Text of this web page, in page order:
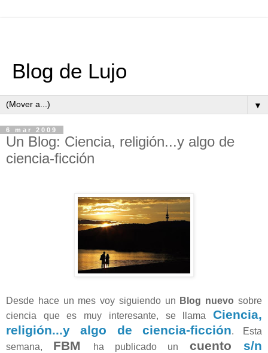
Blog de Lujo
▼
6 mar 2009
Un Blog: Ciencia, religión...y algo de
ciencia-ficción
Desde hace un mes voy siguiendo un Blog nuevosobre
ciencia que es muy interesante, se llama Ciencia,
religión...y algo de ciencia-ficción. Esta
semana, FBM ha publicado un cuento s/n